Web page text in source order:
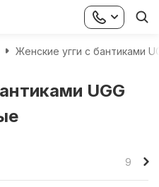
Женские угги с бантиками
UGG
9